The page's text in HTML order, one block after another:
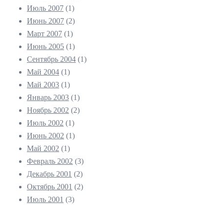
Июль 2007 (1)
Июнь 2007 (2)
Март 2007 (1)
Июнь 2005 (1)
Сентябрь 2004 (1)
Май 2004 (1)
Май 2003 (1)
Январь 2003 (1)
Ноябрь 2002 (2)
Июль 2002 (1)
Июнь 2002 (1)
Май 2002 (1)
Февраль 2002 (3)
Декабрь 2001 (2)
Октябрь 2001 (2)
Июль 2001 (3)